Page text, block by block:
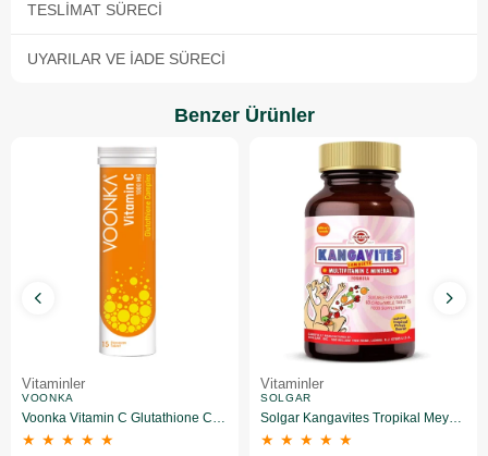
TESLIMAT SÜRECI
UYARILAR VE İADE SÜRECI
Benzer Ürünler
Vitaminler
VOONKA
Voonka Vitamin C Glutathione Complex Efervesan 15 Tablet
★ ★ ★ ★ ★
Vitaminler
SOLGAR
Solgar Kangavites Tropikal Meyve Aromalı 60 Tablet
★ ★ ★ ★ ★